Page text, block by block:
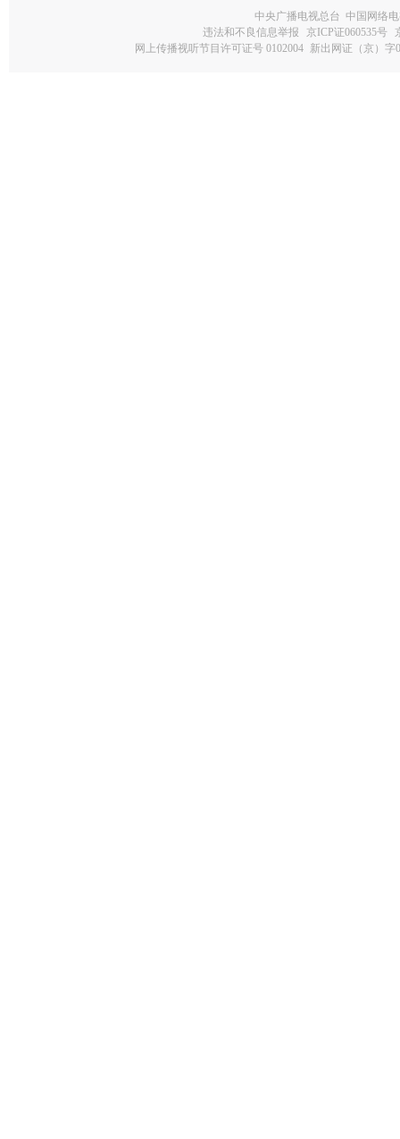
中央广播电视总台 中国网络
违法和不良信息举报
京ICP证060535号
网上传播视听节目许可证号 0102004 新出网证（京）